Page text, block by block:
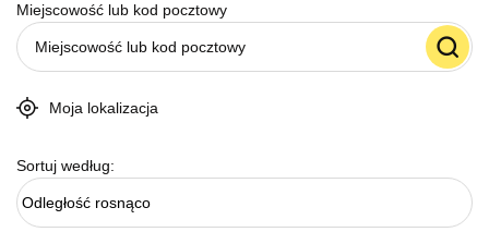
Miejscowość lub kod pocztowy
Moja lokalizacja
Sortuj według:
Odległość rosnąco